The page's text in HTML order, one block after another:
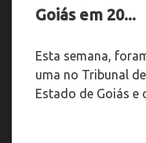
Goiás em 20...
Esta semana,
uma no Tribunal
Estado de Goiás e